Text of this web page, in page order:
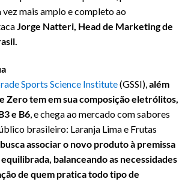
mais amplo e completo ao
Jorge Natteri, Head de Marketing de
Sports Science Institute(GSSI), além
Zero tem em sua composição eletrólitos,
e B6 , e chega ao mercado com sabores
brasileiro: Laranja Lima e Frutas
busca associar o novo produto à premissa
balanceando as necessidades
de quem pratica todo tipo de